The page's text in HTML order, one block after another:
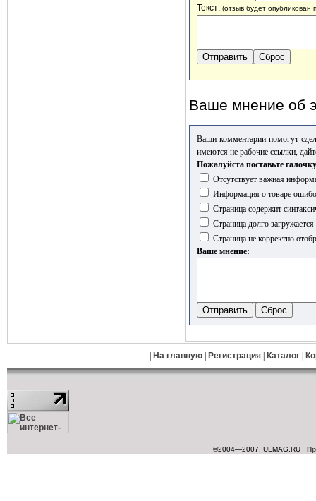
Текст: (отзыв будет опубликован
Ваше мнение об
Ваши комментарии помогут
имеются не рабочие ссылки,
Пожалуйста поставьте
Отсутствует важная
Информация о товаре
Страница содержит
Страница долго загружается
Страница не корректно
Ваше мнение:
На главную| Регистрация| Каталог|
©2004—2007. ULMAG.RU